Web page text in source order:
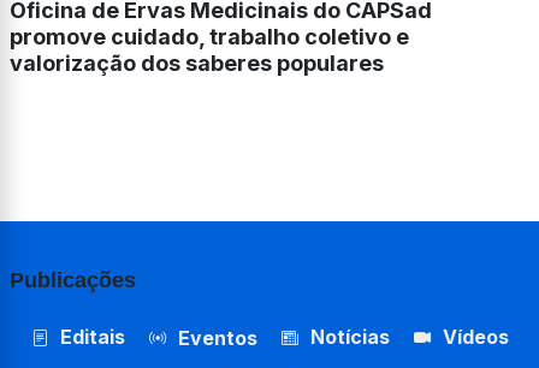
Oficina de Ervas Medicinais do CAPSad
promove cuidado, trabalho coletivo e
valorização dos saberes populares
Publicações
Editais Eventos Notícias Vídeos